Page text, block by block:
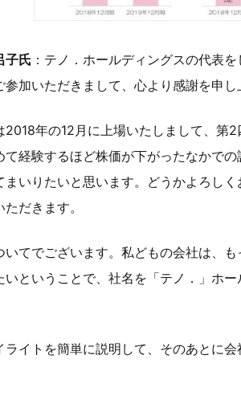
子氏 ：テノ．ホールディングスの代表
参加いただきまして、心より感謝を申し
2018年の12月に上場いたしまして、第
て経験するほど株価が下がったなかで
まいりたいと思います。どうかよろし
だきます。
いてでございます。私どもの会社は、
いということで、社名を「テノ．」ホ
ライトを簡単に説明して、そのあとに